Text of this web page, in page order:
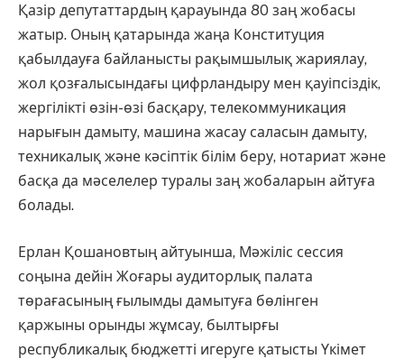
Қазір депутаттардың қарауында 80 заң жобасы
жатыр. Оның қатарында жаңа Конституция
қабылдауға байланысты рақымшылық жариялау,
жол қозғалысындағы цифрландыру мен қауіпсіздік,
жергілікті өзін-өзі басқару, телекоммуникация
нарығын дамыту, машина жасау саласын дамыту,
техникалық және кәсіптік білім беру, нотариат және
басқа да мәселелер туралы заң жобаларын айтуға
болады.
Ерлан Қошановтың айтуынша, Мәжіліс сессия
соңына дейін Жоғары аудиторлық палата
төрағасының ғылымды дамытуға бөлінген
қаржыны орынды жұмсау, былтырғы
республикалық бюджетті игеруге қатысты Үкімет